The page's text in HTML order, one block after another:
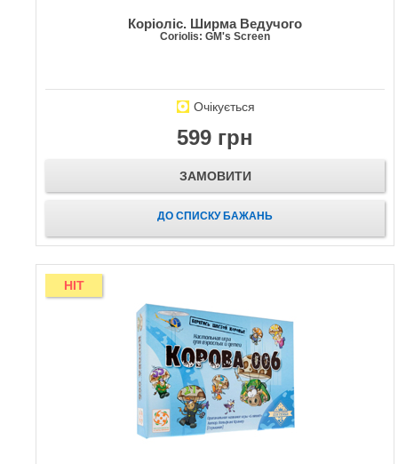
Коріоліс. Ширма Ведучого
Coriolis: GM's Screen
Очікується
599 грн
ЗАМОВИТИ
ДО СПИСКУ БАЖАНЬ
HIT